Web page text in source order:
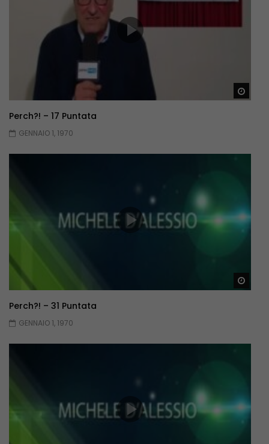
Perch?! – 17 Puntata
GENNAIO 1, 1970
Perch?! – 31 Puntata
GENNAIO 1, 1970